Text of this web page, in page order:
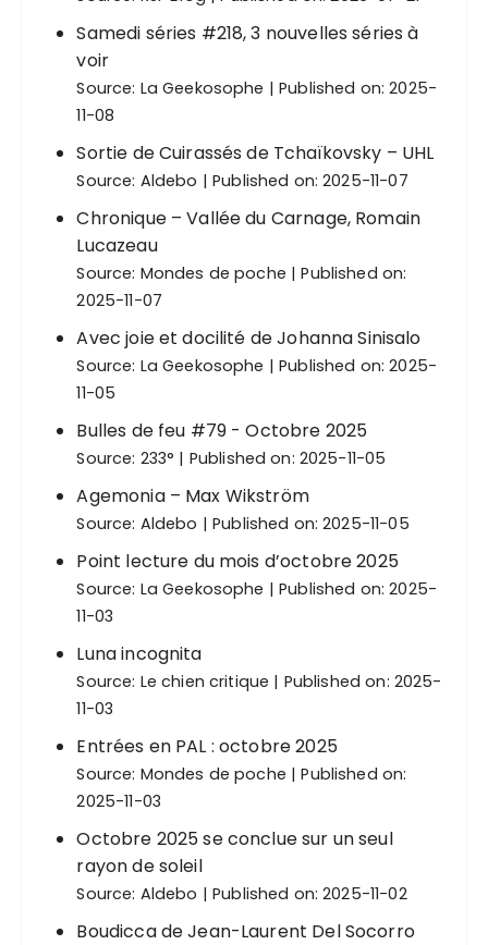
Samedi séries #218, 3 nouvelles séries à
voir
Source: La Geekosophe
Published on: 2025-
11-08
Sortie de Cuirassés de Tchaïkovsky – UHL
Source: Aldebo Published on: 2025-11-07
Chronique – Vallée du Carnage, Romain
Lucazeau
Source: Mondes de poche
Published on:
2025-11-07
Avec joie et docilité de Johanna Sinisalo
Source: La Geekosophe
Published on: 2025-
11-05
Bulles de feu #79 - Octobre 2025
Source: 233° Published on: 2025-11-05
Agemonia – Max Wikström
Source: Aldebo Published on: 2025-11-05
Point lecture du mois d’octobre 2025
Source: La Geekosophe
Published on: 2025-
11-03
Luna incognita
Source: Le chien critique
Published on: 2025-
11-03
Entrées en PAL : octobre 2025
Source: Mondes de poche
Published on:
2025-11-03
Octobre 2025 se conclue sur un seul
rayon de soleil
Source: Aldebo Published on: 2025-11-02
Boudicca de Jean-Laurent Del Socorro